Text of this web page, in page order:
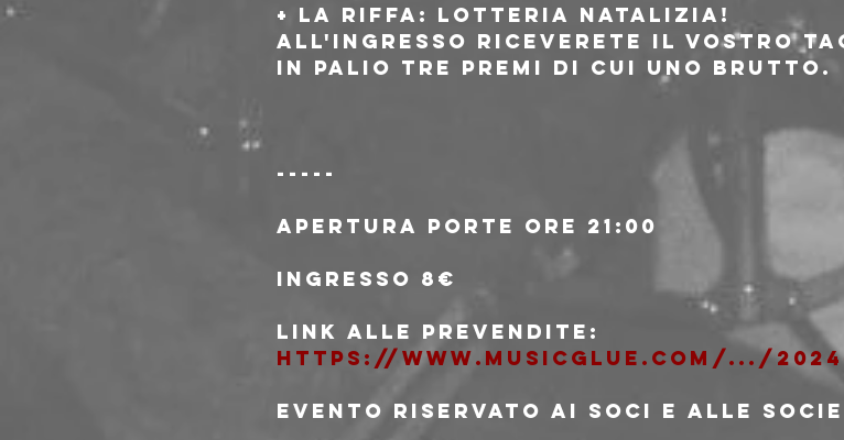
+ LA RIFFA: Lotteria natalizia!
All'ingresso riceverete il vostro
In palio tre premi di cui uno brutto.
-----
Apertura porte ore 21:00
Ingresso 8€
Link alle prevendite:
https://www.musicglue.com/.../
EVENTO RISERVATO AI SOCI E ALLE